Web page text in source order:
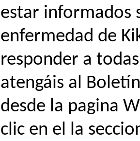
estar informados
enfermedad de
responder a
atengáis al
desde la pagina
clic en el la